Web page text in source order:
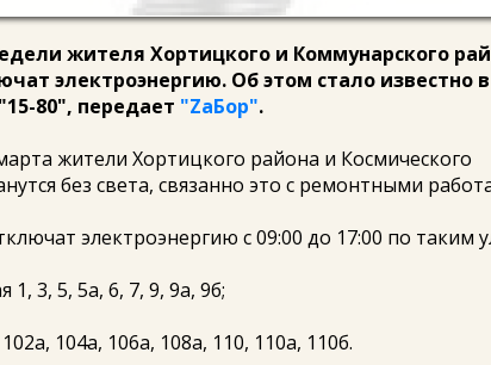
жителя Хортицкого и Коммунарского
электроэнергию. Об этом стало известно в
80", передает "ZаБор".
жители Хортицкого района и Космического
без света, связанно это с ремонтными
электроэнергию с 09:00 до 17:00 по таким
3, 5, 5а, 6, 7, 9, 9а, 9б;
104а, 106а, 108а, 110, 110а, 110б.